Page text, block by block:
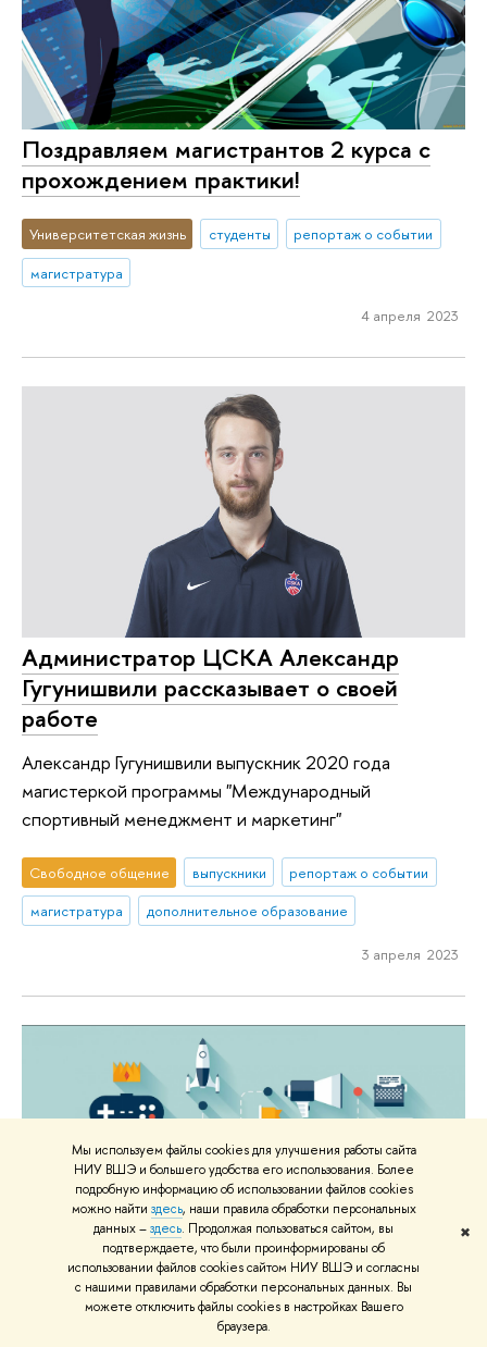
Мы используем файлы cookies для улучшения работы сайта
НИУ ВШЭ и большего удобства его использования. Более
подробную информацию об использовании файлов cookies
можно найти здесь, наши правила обработки персональных
данных –здесь. Продолжая пользоваться сайтом, вы
подтверждаете, что были проинформированы об
использовании файлов cookies сайтом НИУ ВШЭ и согласны
с нашими правилами обработки персональных данных. Вы
можете отключить файлы cookies в настройках Вашего
браузера.
✖
Поздравляем магистрантов 2 курса с
прохождением практики!
Университетская жизнь студенты
репортаж о событии
магистратура
4 апреля 2023
Администратор ЦСКА Александр
Гугунишвили рассказывает о своей
работе
Александр Гугунишвили выпускник 2020 года
магистеркой программы "Международный
спортивный менеджмент и маркетинг"
Свободное общение выпускники
репортаж о событии
магистратура
дополнительное образование
3 апреля 2023
Опубликована статья «Практика